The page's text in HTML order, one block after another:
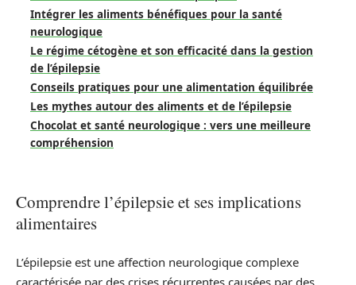
Intégrer les aliments bénéfiques pour la santé
neurologique
Le régime cétogène et son efficacité dans la gestion
de l’épilepsie
Conseils pratiques pour une alimentation équilibrée
Les mythes autour des aliments et de l’épilepsie
Chocolat et santé neurologique : vers une meilleure
compréhension
Comprendre l’épilepsie et ses implications
alimentaires
L’épilepsie est une affection neurologique complexe
caractérisée par des crises récurrentes causées par des